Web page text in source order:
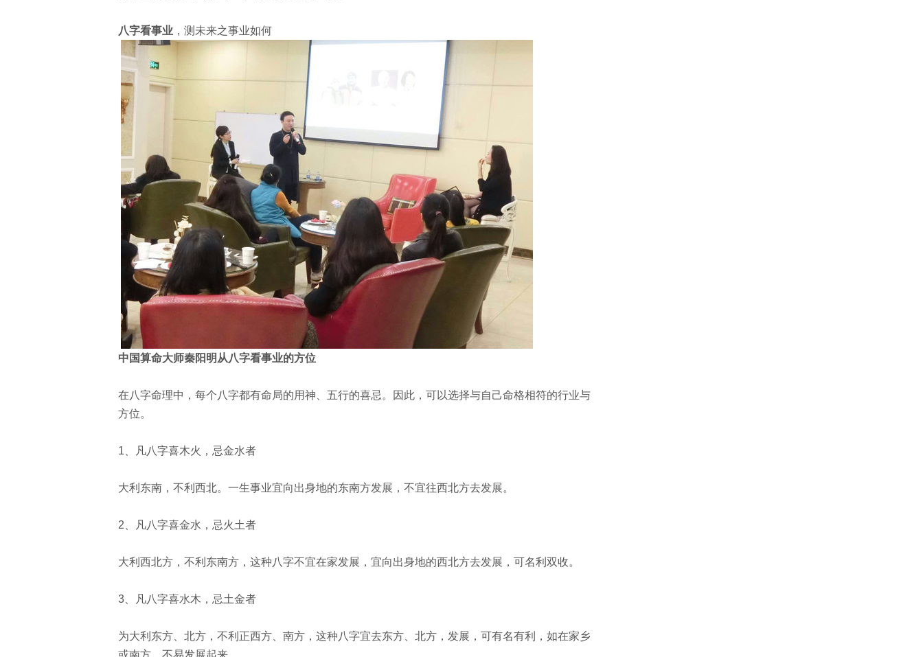
八字看事业 ，测未来之事业如何
中国算命大师秦阳明从八字看事业的方位
在八字命理中，每个八字都有命局的用神、五行的喜忌。因此，可以选择与自己命格相符的行业与
方位。
1 、凡八字喜木火，忌金水者
大利东南，不利西北。一生事业宜向出身地的东南方发展，不宜往西北方去发展。
2 、凡八字喜金水，忌火土者
大利西北方，不利东南方，这种八字不宜在家发展，宜向出身地的西北方去发展，可名利双收。
3 、凡八字喜水木，忌土金者
为大利东方、北方，不利正西方、南方，这种八字宜去东方、北方，发展，可有名有利，如在家乡
或南方，不易发展起来。